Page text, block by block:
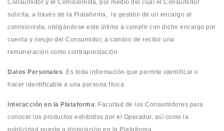
Consumidor y el Comisionista, por medio del cual el Consumidor
solicita, a través de la Plataforma, la gestión de un encargo al
comisionista, obligándose este último a cumplir con dicho encargo por
cuenta y riesgo del Consumidor, a cambio de recibir una
remuneración como contraprestación.
Datos Personales: Es toda información que permite identificar o
hacer identificable a una persona física.
Interacción en la Plataforma: Facultad de los Consumidores para
conocer los productos exhibidos por el Operador, así como la